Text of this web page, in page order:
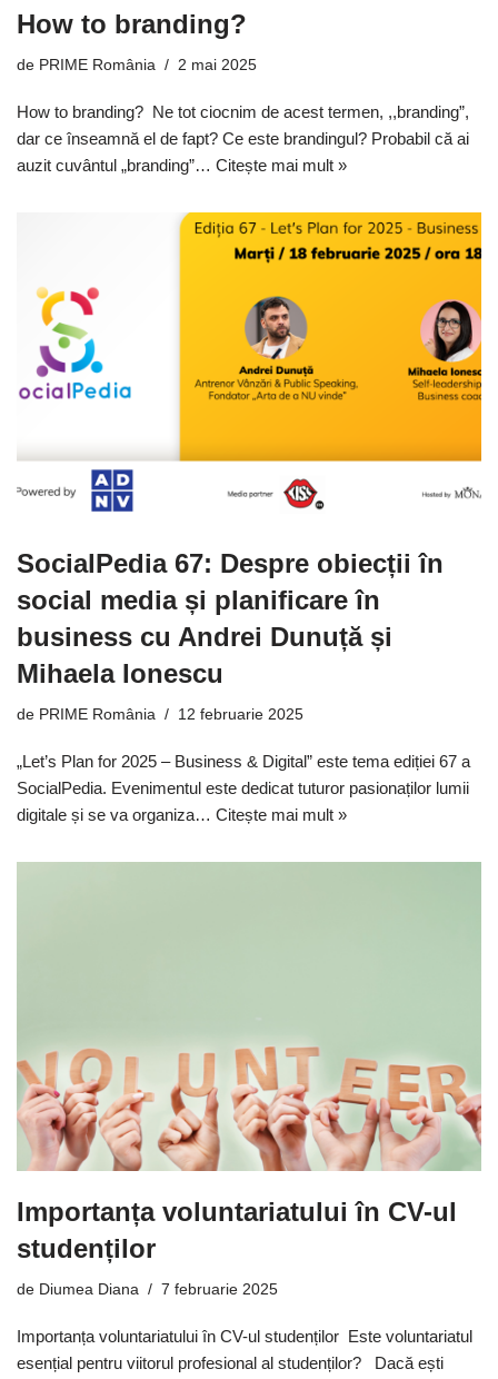
How to branding?
de PRIME România 2 mai 2025
How to branding? Ne tot ciocnim de acest termen, ,,branding”,
dar ce înseamnă el de fapt? Ce este brandingul? Probabil că ai
auzit cuvântul „branding”… Citește mai mult »
SocialPedia 67: Despre obiecții în
social media și planificare în
business cu Andrei Dunuță și
Mihaela Ionescu
de PRIME România 12 februarie 2025
„Let’s Plan for 2025 – Business & Digital” este tema ediției 67 a
SocialPedia. Evenimentul este dedicat tuturor pasionaților lumii
digitale și se va organiza… Citește mai mult »
Importanța voluntariatului în CV-ul
studenților
de Diumea Diana 7 februarie 2025
Importanța voluntariatului în CV-ul studenților Este voluntariatul
esențial pentru viitorul profesional al studenților? Dacă ești